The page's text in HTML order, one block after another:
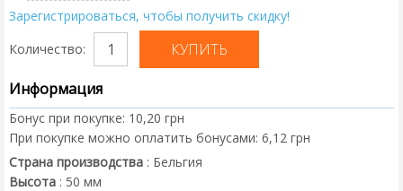
Зарегистрироваться, чтобы получить скидку!
Количество:
Информация
Бонус при покупке: 10,20 грн
При покупке можно оплатить бонусами: 6,12 грн
Страна производства : Бельгия
Высота : 50 мм